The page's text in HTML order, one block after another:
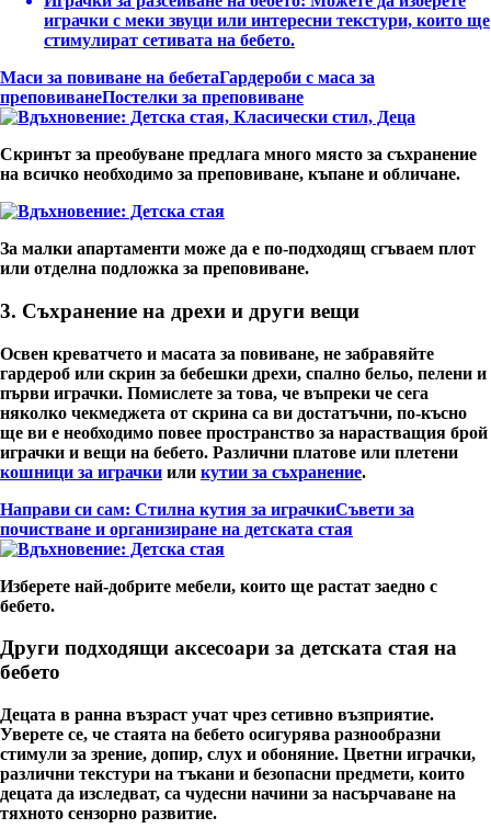
играчки с меки звуци или интересни текстури, които ще
стимулират сетивата на бебето.
Маси за повиване на бебетаГардероби с маса за
преповиванеПостелки за преповиване
Скринът за преобуване предлага много място за съхранение
на всичко необходимо за преповиване, къпане и обличане.
За малки апартаменти може да е по-подходящ сгъваем плот
или отделна подложка за преповиване.
3. Съхранение на дрехи и други вещи
Освен креватчето и масата за повиване, не забравяйте
гардероб или скрин за бебешки дрехи, спално бельо, пелени и
първи играчки. Помислете за това, че въпреки че сега
няколко чекмеджета от скрина са ви достатъчни, по-късно
ще ви е необходимо повее пространство за нарастващия брой
играчки и вещи на бебето. Различни платове или плетени
кошници за играчки или кутии за съхранение.
Направи си сам: Стилна кутия за играчкиСъвети за
почистване и организиране на детската стая
Изберете най-добрите мебели, които ще растат заедно с
бебето.
Други подходящи аксесоари за детската стая на
бебето
Децата в ранна възраст учат чрез сетивно възприятие.
Уверете се, че стаята на бебето осигурява разнообразни
стимули за зрение, допир, слух и обоняние. Цветни играчки,
различни текстури на тъкани и безопасни предмети, които
децата да изследват, са чудесни начини за насърчаване на
тяхното сензорно развитие.